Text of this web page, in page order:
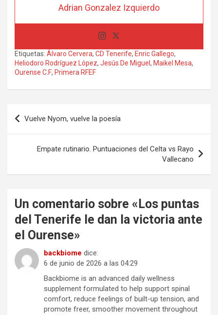
Adrian Gonzalez Izquierdo
Etiquetas: Álvaro Cervera, CD Tenerife, Enric Gallego,
Heliodoro Rodríguez López, Jesús De Miguel , Maikel Mesa,
Ourense C.F, Primera RFEF
Navegación
de
entradas
Vuelve Nyom, vuelve la poesía
Empate rutinario. Puntuaciones del Celta vs Rayo
Vallecano
Un comentario sobre « Los puntas
del Tenerife le dan la victoria ante
el Ourense»
backbiome dice:
6 de junio de 2026 a las 04:29
Backbiome is an advanced daily wellness
supplement formulated to help support spinal
comfort, reduce feelings of built-up tension, and
promote freer, smoother movement throughout